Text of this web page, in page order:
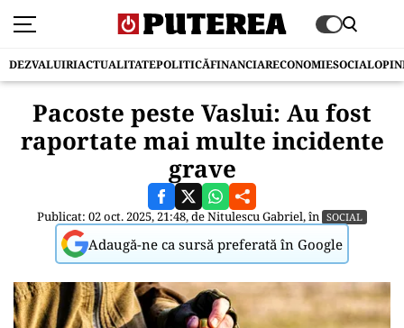
DEZVALUIRIACTUALITATEPOLITICĂFINANCIARECONOMIESOCIAL
Pacoste peste Vaslui: Au fost
raportate mai multe incidente
grave
Publicat: 02 oct. 2025, 21:48, deNitulescu Gabriel, în SOCIAL
Adaugă-ne ca sursă preferată în Google